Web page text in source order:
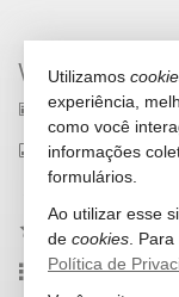
VEJA MAIS
receba nosso
indicadores
imóveis favoritos
mapa de imóveis
Utilizamos
experiência,
como você
informações
formulários.
Ao utilizar esse
de cookies .
Política de